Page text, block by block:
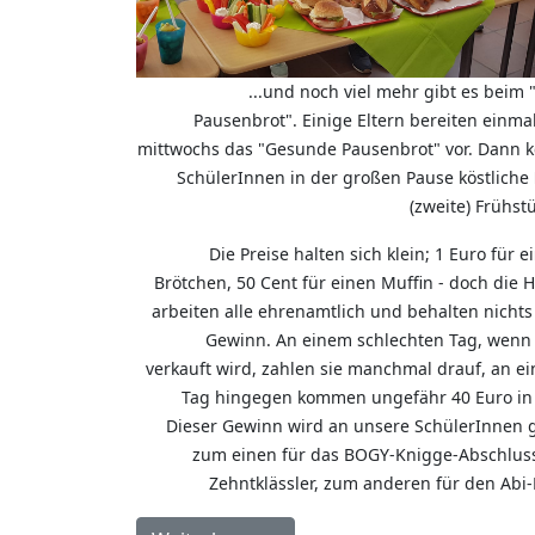
...und noch viel mehr gibt es beim
Pausenbrot". Einige Eltern bereiten
mittwochs das "Gesunde Pausenbrot" vor. Dann
SchülerInnen in der großen Pause köstliche
(zweite)
Die Preise halten sich klein; 1 Euro für
Brötchen, 50 Cent für einen Muffin - doch die
arbeiten alle ehrenamtlich und behalten
Gewinn. An einem schlechten Tag,
verkauft wird, zahlen sie manchmal drauf, an
Tag hingegen kommen ungefähr 40 Euro in
Dieser Gewinn wird an unsere SchülerInnen
zum einen für das BOGY-Knigge-
Zehntklässler, zum anderen für den Abi-